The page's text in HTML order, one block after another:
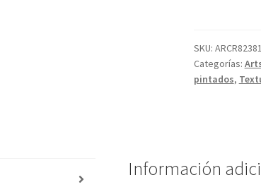
SKU:
Categorías:
pintados,
Información